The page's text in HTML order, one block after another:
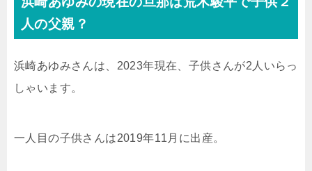
人の父親？
浜崎あゆみさんは、2023年現在、子供さんが2人いらっ
しゃいます。
一人目の子供さんは2019年11月に出産。